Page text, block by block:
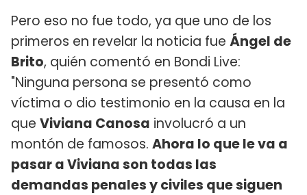
Pero eso no fue todo, ya que uno de los
primeros en revelar la noticia fue Ángel de
Brito, quién comentó en Bondi Live:
"Ninguna persona se presentó como
víctima o dio testimonio en la causa en la
que Viviana Canosa involucró a un
montón de famosos. Ahora lo que le va a
pasar a Viviana son todas las
demandas penales y civiles que siguen